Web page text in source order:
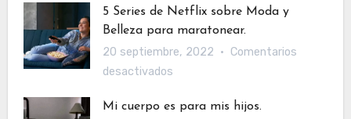
estrena
2026
Argentinos
y
otros
datos
¿Los
5 Series de Netflix sobre Moda y
Belleza para maratonear.
20 septiembre, 2022
Comentarios
desactivadosen
Series
Mi cuerpo es para mis hijos.⁣⁣